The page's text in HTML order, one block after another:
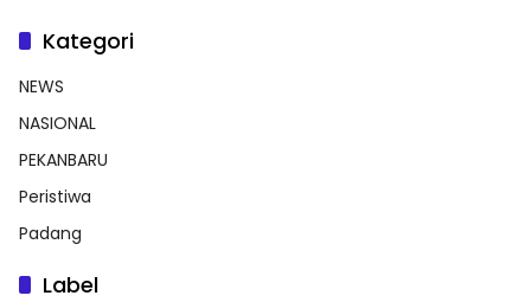
Kategori
NEWS
NASIONAL
PEKANBARU
Peristiwa
Padang
Label